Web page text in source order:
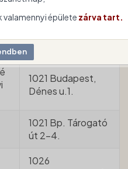
út 2-4.
1021 Budapest,
Dénes u.1.
1021 Bp. Tárogató
út 2-4.
1026
valamennyi épülete zárva tart.